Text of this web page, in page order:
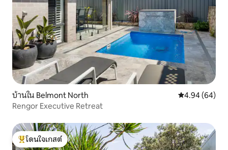
บ้านใน Belmont North คะแนนเฉลี่ย
4.94 (64)
Rengor Executive Retreat
โดนใจเกสต์ที่สุด
โดนใจเกสต์